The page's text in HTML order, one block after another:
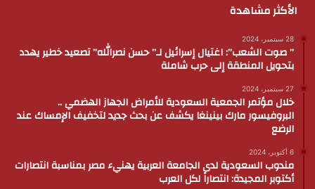
الأكثر مشاهدة
28 سبتمبر، 2024
” صوت الشعب”: اغتيال إسرائيل لـ” حسن نصرالله” تصعيد خطير يهدد
بتحويل المنطقة إلى حرب شاملة
27 سبتمبر، 2024
خلال مؤتمر الجمعية السعودية للأمراض الجهاز الهضمي ..
البروفيسور مارك بينينغا يكشف عن بحث جديد لتخفيف الإمساك عند
الرضع
6 أكتوبر، 2024
مندوب السعودية لدى الجامعة العربية يهنيء مصر بمناسبة انتصارات
أكتوبر المجيدة: انتصاراً لكل العرب